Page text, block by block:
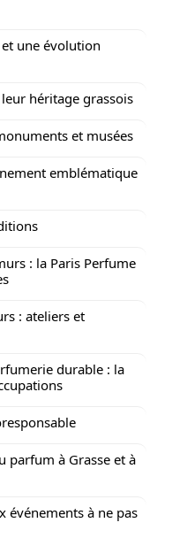
une évolution
héritage grassois
et musées
emblématique
: la Paris Perfume
: ateliers et
durable : la
parfum à Grasse et à
événements à ne pas